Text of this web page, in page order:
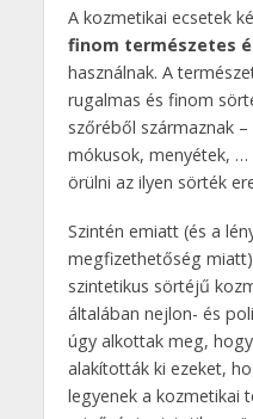
A kozmetikai ecsetek
finom természetes
használnak. A
rugalmas és finom
szőréből származnak
mókusok, menyétek,
örülni az ilyen sörték
Szintén emiatt (és a
megfizethetőség
szintetikus sörtéjű
általában nejlon- és
úgy alkottak meg,
alakították ki ezeket,
legyenek a kozmetikai